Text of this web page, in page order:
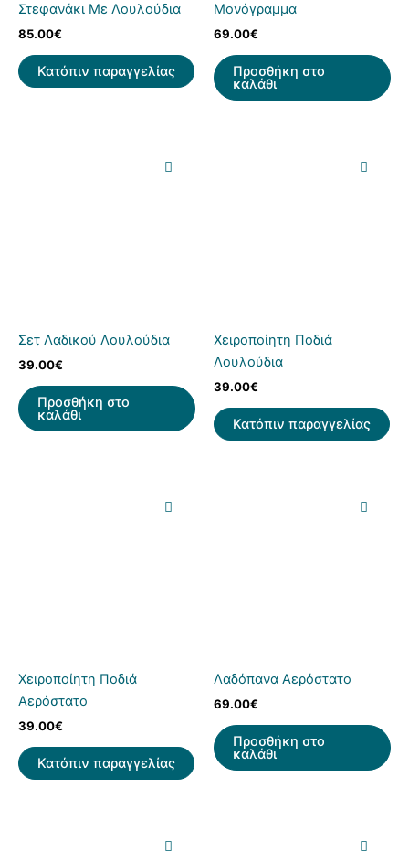
Στεφανάκι Με Λουλούδια
85.00€
Κατόπιν παραγγελίας
Μονόγραμμα
69.00€
Προσθήκη στο
καλάθι
Σετ Λαδικού Λουλούδια
39.00€
Προσθήκη στο
καλάθι
Χειροποίητη Ποδιά
Λουλούδια
39.00€
Κατόπιν παραγγελίας
Χειροποίητη Ποδιά
Αερόστατο
39.00€
Κατόπιν παραγγελίας
Λαδόπανα Αερόστατο
69.00€
Προσθήκη στο
καλάθι